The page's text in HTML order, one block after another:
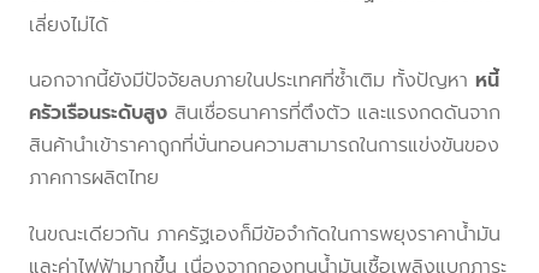
เลี่ยงไม่ได้
นอกจากนี้ยังมีปัจจัยลบภายในประเทศที่ซ้ำเติม ทั้งปัญหา หนี้
ครัวเรือนระดับสูง สินเชื่อธนาคารที่ตึงตัว และแรงกดดันจาก
สินค้านำเข้าราคาถูกที่บั่นทอนความสามารถในการแข่งขันของ
ภาคการผลิตไทย
ในขณะเดียวกัน ภาครัฐเองก็มีข้อจำกัดในการพยุงราคาน้ำมัน
และค่าไฟฟ้ามากขึ้น เนื่องจากกองทุนน้ำมันเชื้อเพลิงแบกภาระ